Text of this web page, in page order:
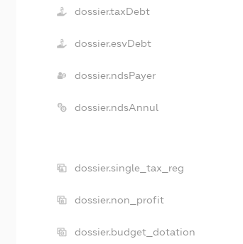
dossier.taxDebt
dossier.esvDebt
dossier.ndsPayer
dossier.ndsAnnul
dossier.single_tax_reg
dossier.non_profit
dossier.budget_dotation